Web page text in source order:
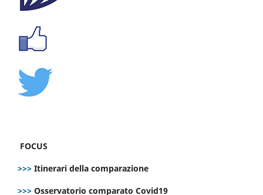
FOCUS
>>> Itinerari della comparazione
>>> Osservatorio comparato Covid19